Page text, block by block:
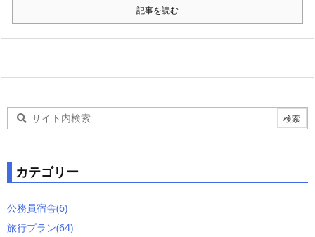
記事を読む
カテゴリー
公務員宿舎(6)
旅行プラン(64)